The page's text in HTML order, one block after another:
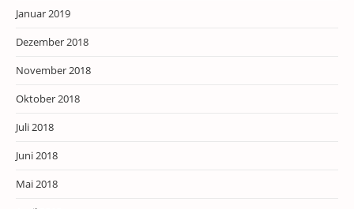
Januar 2019
Dezember 2018
November 2018
Oktober 2018
Juli 2018
Juni 2018
Mai 2018